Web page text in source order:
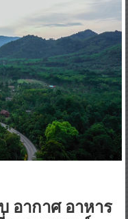
อากาศ อาหาร